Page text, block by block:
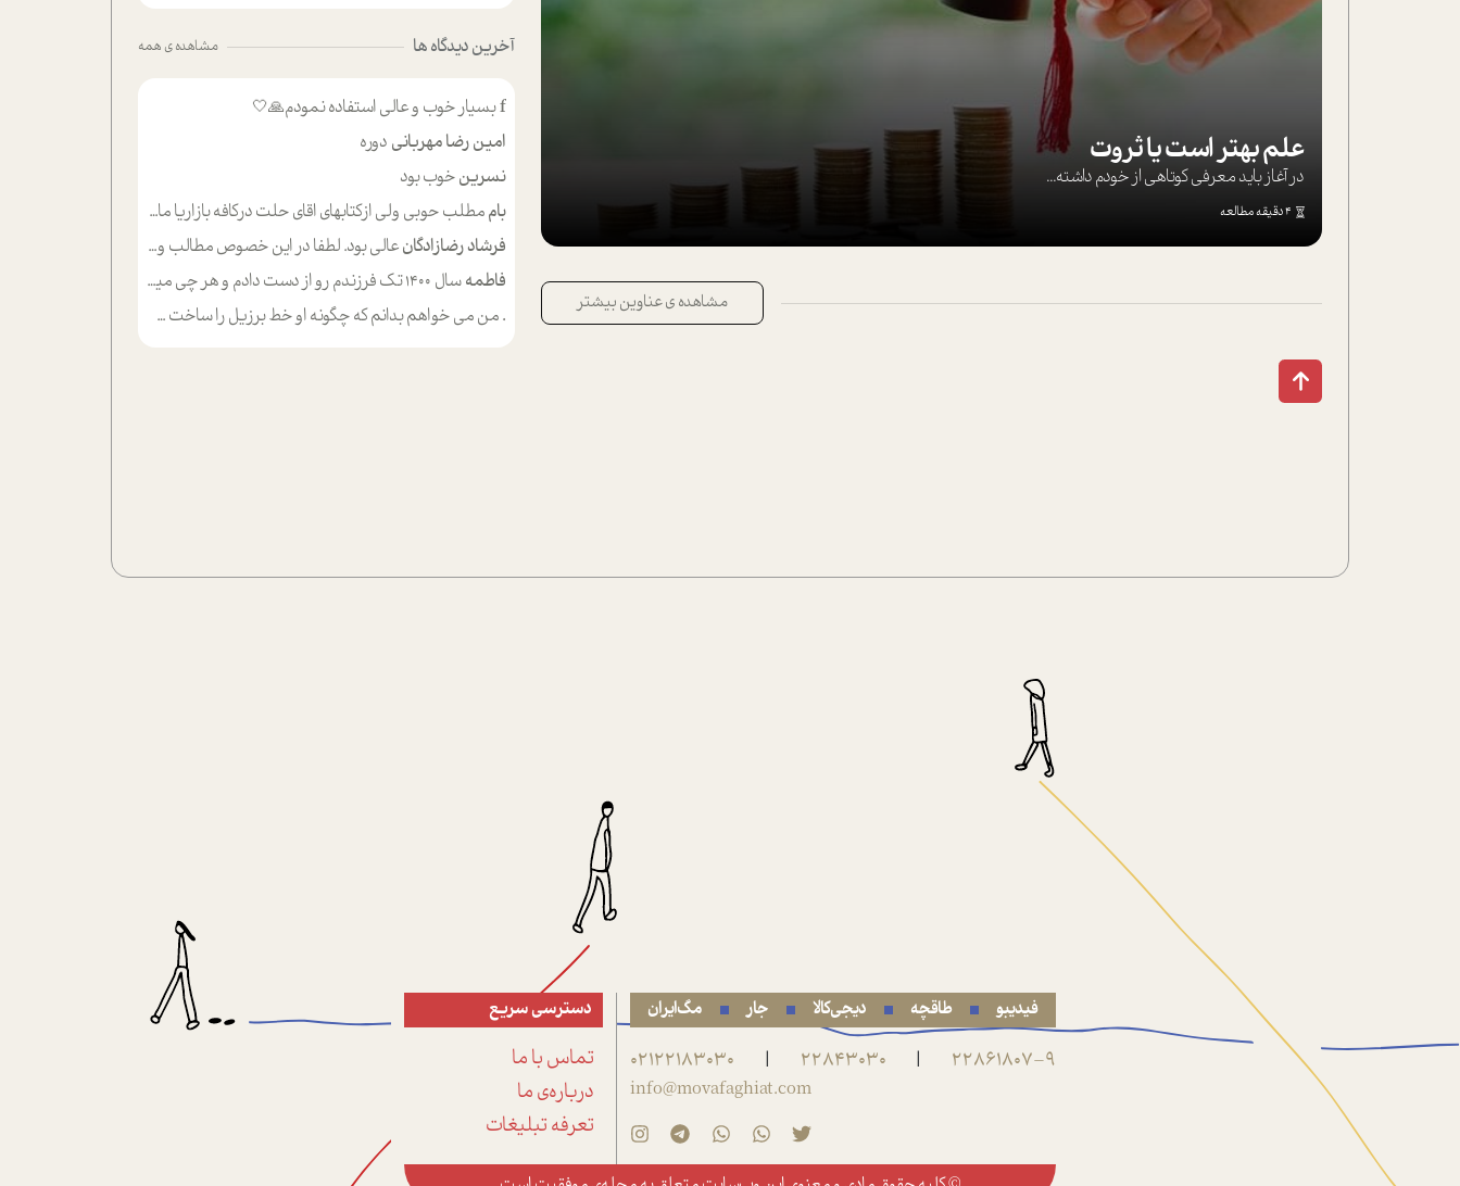
علم بهتر است یا ثروت
در آغاز باید معرفی کوتاهی از خودم داشته...
4 دقیقه مطالعه
مشاهده ی عناوین بیشتر
آخرین دیدگاه ها مشاهده ی همه
fبسیار خوب و عالی استفاده نمودم🙏🤍
امین رضا مهربانی دوره
نسرینخوب بود
باممطلب حوبی ولی ازکتابهای اقای حلت درکافه بازاریا مایکت میزاشتن رایگان خوب بود ولی هرکدام خلاصه شده ش تومجله از طریق سایت هم خوبه اینکه درزیر اخرصفحه گذاشته شده خب ادم خبره میره نصب میکنه میخونه ولی هرکسی گوشیش ظرفیتش نداره باتشکر
فرشاد رضازادگانعالی بود. لطفا در این خصوص مطالب و مثال های بیشتر ی ارایه دهید
فاطمهسال ۱۴۰۰ تک فرزندم رو از دست دادم و هر چی میگذره حالم بدتر میشه و دلتنگتر تنایی رو ترجیح دادم و معاشرت برام سخت شده
.من می خواهم بدانم که چگونه او خط برزیل را ساخت چگونه با چه چیز هایی
فیدیبو طاقچه دیجی‌کالا جار مگ‌ایران
22861807-9
|
22843030
|
02122183030
info@movafaghiat.com
دسترسی سریع
تماس با ما
درباره‌ی ما
تعرفه تبلیغات